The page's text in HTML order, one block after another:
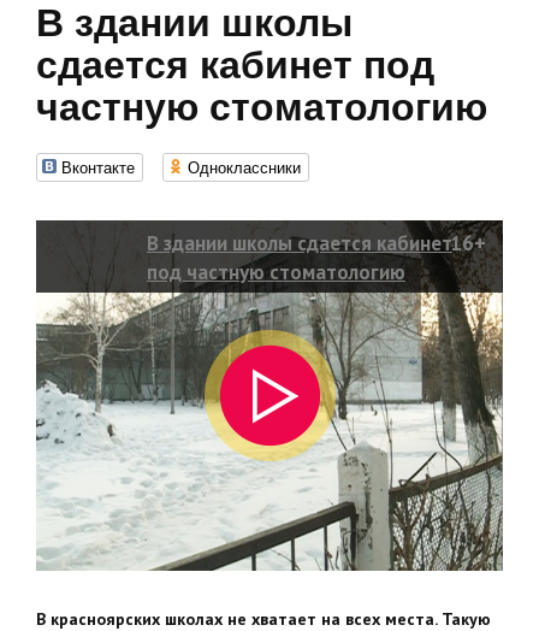
В здании школы
сдается кабинет под
частную стоматологию
Вконтакте Одноклассники
В здании школы сдается кабинет
под частную стоматологию
16+
В красноярских школах не хватает на всех места. Такую